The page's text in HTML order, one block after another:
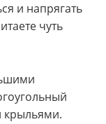
и напрягать
чуть
крыльями.